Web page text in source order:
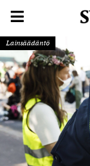
Lainsäädäntö